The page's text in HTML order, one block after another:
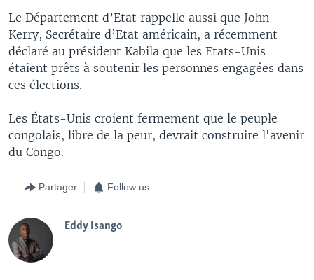
Le Département d’Etat rappelle aussi que John
Kerry, Secrétaire d’Etat américain, a récemment
déclaré au président Kabila que les Etats-Unis
étaient prêts à soutenir les personnes engagées dans
ces élections.
Les États-Unis croient fermement que le peuple
congolais, libre de la peur, devrait construire l'avenir
du Congo.
Partager Follow us
Eddy Isango